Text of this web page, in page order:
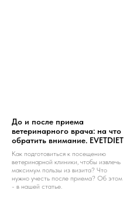
До и после приема
ветеринарного врача: на что
обратить внимание. EVETDIET
Как подготовиться к посещению
ветеринарной клиники, чтобы извлечь
максимум пользы из визита? Что
нужно учесть после приема? Об этом
- в нашей статье.